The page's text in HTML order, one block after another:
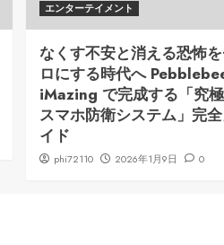
エンターテイメント
なくす不安と消える恐怖
ロにする時代へ
iMazing で完成する「究
スマホ防衛システム」完
イド
phi72110 2026年1月9日 0